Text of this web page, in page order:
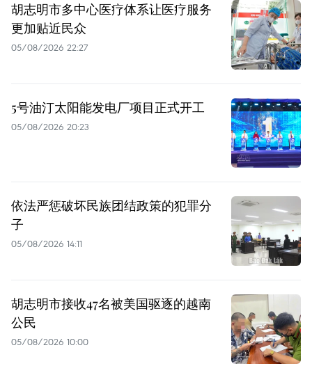
胡志明市多中心医疗体系让医疗服务
更加贴近民众
05/08/2026 22:27
5号油汀太阳能发电厂项目正式开工
05/08/2026 20:23
依法严惩破坏民族团结政策的犯罪分
子
05/08/2026 14:11
胡志明市接收47名被美国驱逐的越南
公民
05/08/2026 10:00